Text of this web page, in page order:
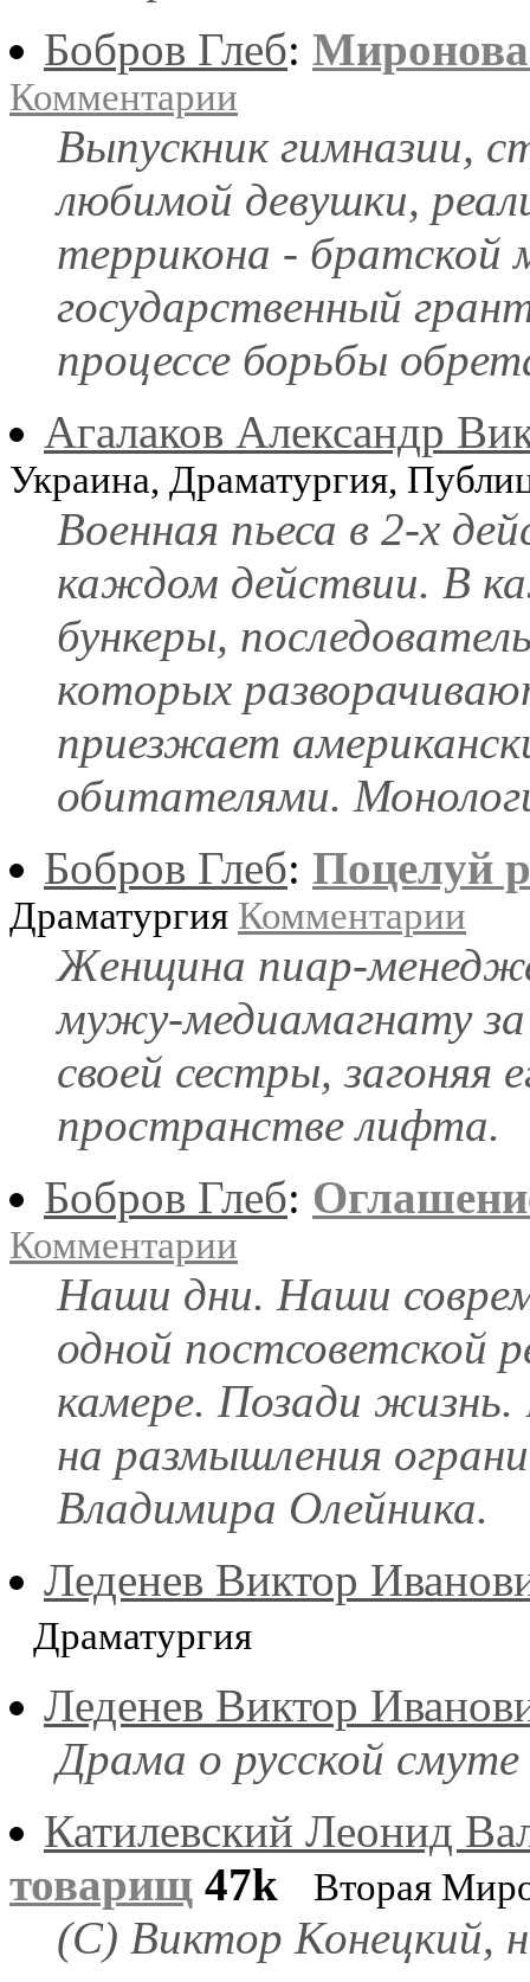
Бобров Глеб:
Комментарии
Выпускник гимназии,
любимой девушки,
террикона - братской
государственный
процессе борьбы
Агалаков Александр
Украина, Драматургия,
Военная пьеса в 2-х
каждом действии. В
бункеры,
которых
приезжает
обитателями.
Бобров Глеб: Поцелуй
Драматургия Комментарии
Женщина пиар-
мужу-медиамагнату
своей сестры, загоняя
пространстве лифта.
Бобров Глеб:
Комментарии
Наши дни. Наши
одной постсоветской
камере. Позади жизнь.
на размышления
Владимира Олейника.
Леденев Виктор
Драматургия
Леденев Виктор
Драма о русской смуте
Катилевский Леонид
товарищ 47k Вторая
(С) Виктор Конецкий,